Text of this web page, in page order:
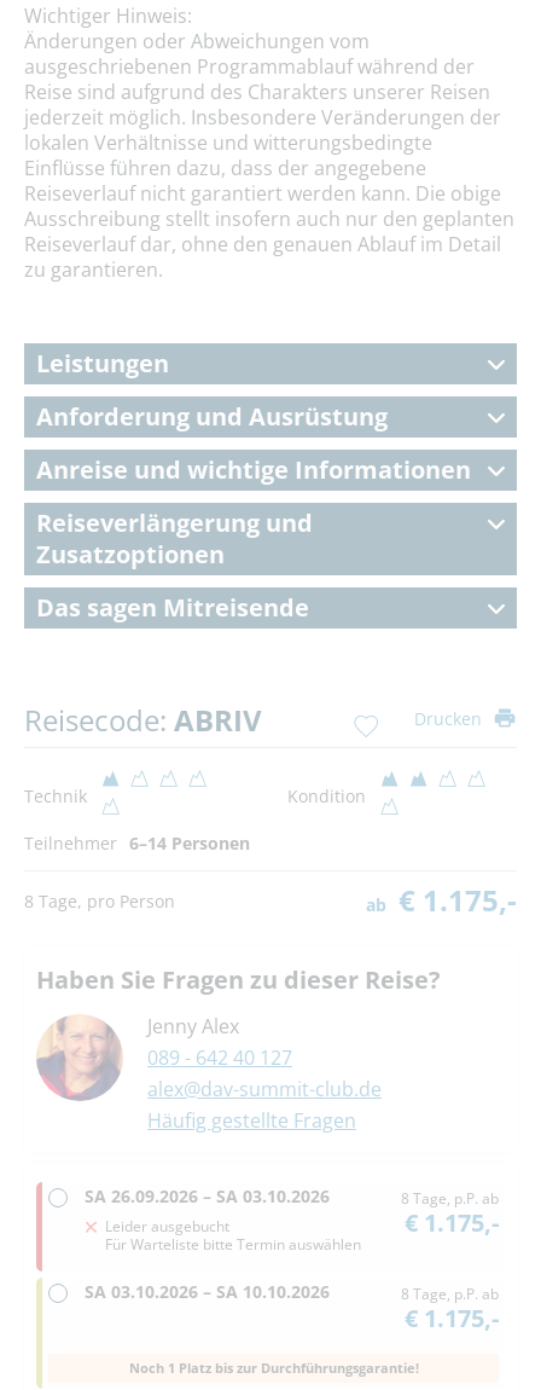
Wichtiger Hinweis:
Änderungen oder Abweichungen vom
ausgeschriebenen Programmablauf während der
Reise sind aufgrund des Charakters unserer Reisen
jederzeit möglich. Insbesondere Veränderungen der
lokalen Verhältnisse und witterungsbedingte
Einflüsse führen dazu, dass der angegebene
Reiseverlauf nicht garantiert werden kann. Die obige
Ausschreibung stellt insofern auch nur den geplanten
Reiseverlauf dar, ohne den genauen Ablauf im Detail
zu garantieren.
Leistungen
Anforderung und Ausrüstung
Anreise und wichtige Informationen
Reiseverlängerung und
Zusatzoptionen
Das sagen Mitreisende
Reisecode: ABRIV Drucken
Technik Kondition
Teilnehmer 6–14 Personen
8 Tage, pro Person ab € 1.175,-
Haben Sie Fragen zu dieser Reise?
Jenny Alex
089 - 642 40 127
alex@dav-summit-club.de
Häufig gestellte Fragen
SA 26.09.2026 – SA 03.10.2026
Leider ausgebucht
Für Warteliste bitte Termin auswählen
8 Tage, p.P. ab
€ 1.175,-
SA 03.10.2026 – SA 10.10.2026 8 Tage, p.P. ab
€ 1.175,-
Noch 1 Platz bis zur Durchführungsgarantie!